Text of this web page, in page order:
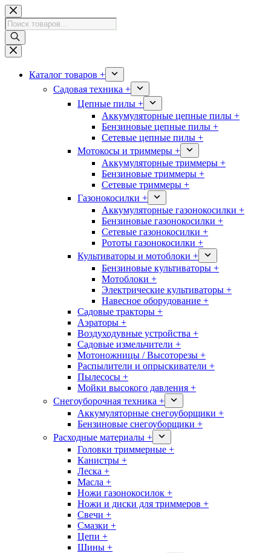
Перейти
к
сути
Поиск
товаров
Каталог товаров +
Садовая техника +
Цепные пилы +
Аккумуляторные цепные пилы +
Бензиновые цепные пилы +
Сетевые цепные пилы +
Мотокосы и триммеры +
Аккумуляторные триммеры +
Бензиновые триммеры +
Сетевые триммеры +
Газонокосилки +
Аккумуляторные газонокосилки +
Бензиновые газонокосилки +
Сетевые газонокосилки +
Рототы газонокосилки +
Культиваторы и мотоблоки +
Бензиновые культиваторы +
Мотоблоки +
Электрические культиваторы +
Навесное оборудование +
Садовые тракторы +
Аэраторы +
Воздуходувные устройства +
Садовые измельчители +
Мотоножницы / Высоторезы +
Распылители и опрыскиватели +
Пылесосы +
Мойки высокого давления +
Снегоуборочная техника +
Аккумуляторные снегоуборщики +
Бензиновые снегоуборщики +
Расходные материалы +
Головки триммерные +
Канистры +
Леска +
Масла +
Ножи газонокосилок +
Ножи и диски для триммеров +
Свечи +
Смазки +
Цепи +
Шины +